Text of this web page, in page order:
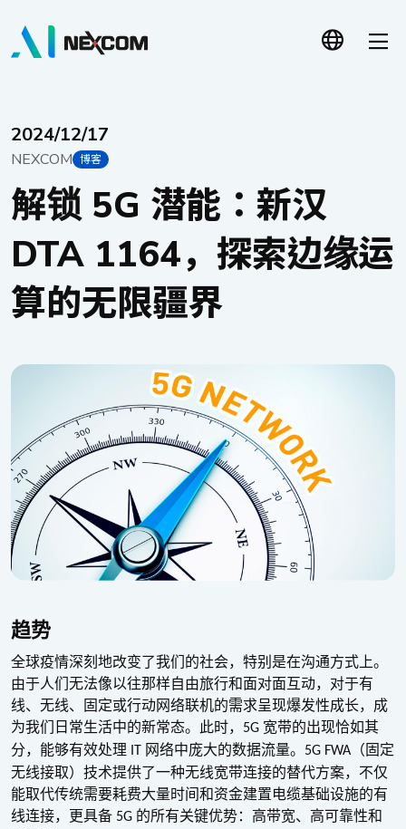
2024/12/17
NEXCOM 博客
解锁 5G 潜能：新汉
DTA 1164，探索边缘运
算的无限疆界
趋势
全球疫情深刻地改变了我们的社会，特别是在沟通方式上。
由于人们无法像以往那样自由旅行和面对面互动，对于有
线、无线、固定或行动网络联机的需求呈现爆发性成长，成
为我们日常生活中的新常态。此时， 5G 宽带的出现恰如其
分，能够有效处理 IT 网络中庞大的数据流量。 5G FWA （固定
无线接取）技术提供了一种无线宽带连接的替代方案，不仅
能取代传统需要耗费大量时间和资金建置电缆基础设施的有
线连接，更具备 5G 的所有关键优势：高带宽、高可靠性和